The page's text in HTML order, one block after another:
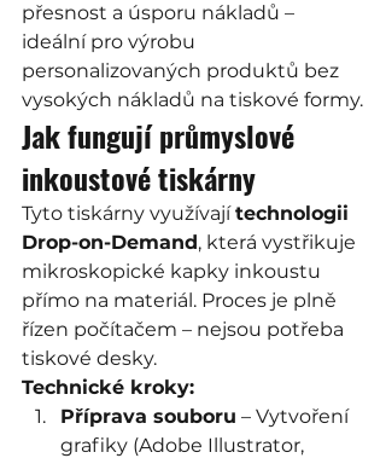
přesnost a úsporu nákladů –
ideální pro výrobu
personalizovaných produktů bez
vysokých nákladů na tiskové formy.
Jak fungují průmyslové
inkoustové tiskárny
Tyto tiskárny využívají technologii
Drop-on-Demand, která vystřikuje
mikroskopické kapky inkoustu
přímo na materiál. Proces je plně
řízen počítačem – nejsou potřeba
tiskové desky.
Technické kroky:
Příprava souboru – Vytvoření
grafiky (Adobe Illustrator,